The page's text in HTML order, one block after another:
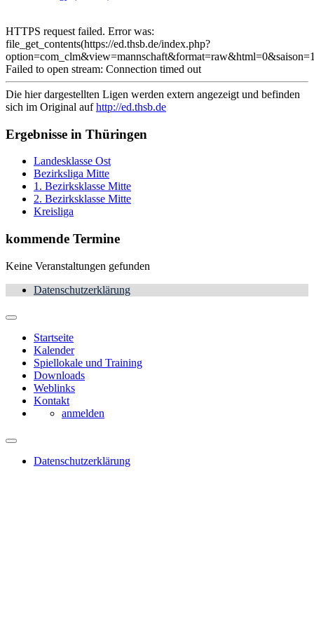
HTTPS request failed. Error was:
file_get_contents(https://ed.thsb.de/index.php?
Failed to open stream: Connection timed out
Die hier dargestellten Ligen werden extern angezeigt und befinden
sich im Original aufhttp://ed.thsb.de
Ergebnisse in Thüringen
Landesklasse Ost
Bezirksliga Mitte
1. Bezirksklasse Mitte
2. Bezirksklasse Mitte
Kreisliga
kommende Termine
Keine Veranstaltungen gefunden
Datenschutzerklärung
Startseite
Kalender
Spiellokale und Training
Downloads
Weblinks
Kontakt
anmelden
Datenschutzerklärung